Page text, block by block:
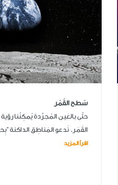
سَطح القَمَر
حتّى بالعَين المُجرَّدة يُمكِنُنا
القَمَر. نَدعو المَناطِق الداكنة
اقرأ المزيد